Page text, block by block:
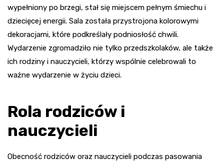
wypełniony po brzegi, stał się miejscem pełnym śmiechu i
dziecięcej energii. Sala została przystrojona kolorowymi
dekoracjami, które podkreślały podniosłość chwili.
Wydarzenie zgromadziło nie tylko przedszkolaków, ale także
ich rodziny i nauczycieli, którzy wspólnie celebrowali to
ważne wydarzenie w życiu dzieci.
Rola rodziców i
nauczycieli
Obecność rodziców oraz nauczycieli podczas pasowania